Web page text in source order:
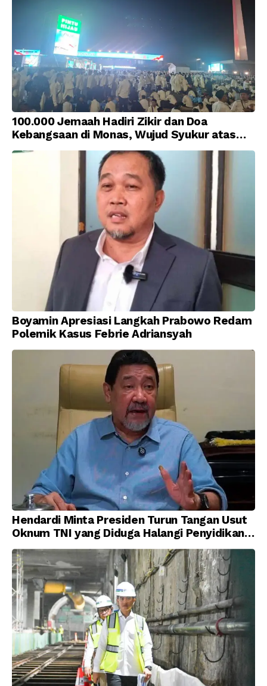
100.000 Jemaah Hadiri Zikir dan Doa
Kebangsaan di Monas, Wujud Syukur atas
Kemerdekaan Indonesia
Boyamin Apresiasi Langkah Prabowo Redam
Polemik Kasus Febrie Adriansyah
Hendardi Minta Presiden Turun Tangan Usut
Oknum TNI yang Diduga Halangi Penyidikan
Korupsi